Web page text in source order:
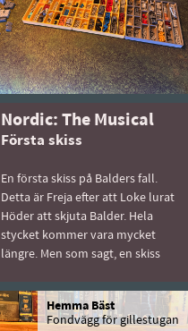
Nordic: The Musical
Första skiss
En första skiss på Balders fall.
Detta är Freja efter att Loke lurat
Höder att skjuta Balder. Hela
stycket kommer vara mycket
längre. Men som sagt, en skiss
Hemma Bäst
Fondvägg för gillestugan